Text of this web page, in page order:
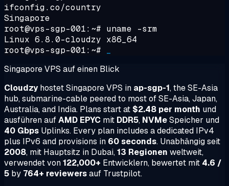
ifconfig.co/country
Singapore
root@vps-sgp-001:~# uname -srm
Linux 6.8.0-cloudzy x86_64
root@vps-sgp-001:~#
Singapore VPS auf einen Blick
Cloudzyhostet Singapore VPS in ap-sgp-1, the SE-Asia
hub, submarine-cable peered to most of SE-Asia, Japan,
Australia, and India. Plans start at $2.48 per month und
ausführen aufAMD EPYC mit DDR5, NVMeSpeicher und
40 Gbps Uplinks. Every plan includes a dedicated IPv4
plus IPv6 and provisions in 60 seconds. Unabhängig seit
2008, mit Hauptsitz in Dubai,13 Regionen weltweit,
verwendet von122,000+ Entwicklern, bewertet mit 4.6 /
5 by 764+ reviewersauf Trustpilot.